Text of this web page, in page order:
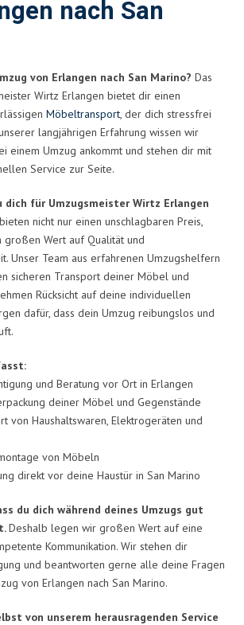
nach San
von Erlangen nach San Marino? Das
Wirtz Erlangen bietet dir einen
Möbeltransport, der dich stressfrei
langjährigen Erfahrung wissen wir
einem Umzug ankommt und stehen dir mit
Service zur Seite.
für Umzugsmeister Wirtz Erlangen
nicht nur einen unschlagbaren Preis,
großen Wert auf Qualität und
Unser Team aus erfahrenen Umzugshelfern
sicheren Transport deiner Möbel und
Rücksicht auf deine individuellen
dafür, dass dein Umzug reibungslos und
und Beratung vor Ort in Erlangen
deiner Möbel und Gegenstände
von Haushaltswaren, Elektrogeräten und
von Möbeln
direkt vor deine Haustür in San Marino
du dich während deines Umzugs gut
Deshalb legen wir großen Wert auf eine
Kommunikation. Wir stehen dir
und beantworten gerne alle deine Fragen
von Erlangen nach San Marino.
von unserem herausragenden Service